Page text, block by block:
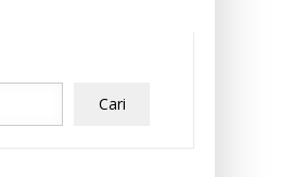
Cari